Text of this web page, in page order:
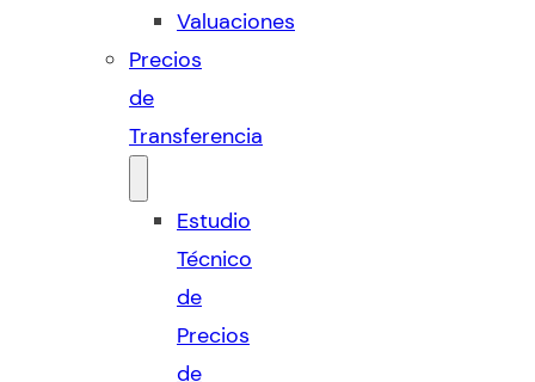
Valuaciones
Precios
de
Transferencia
Estudio
Técnico
de
Precios
de